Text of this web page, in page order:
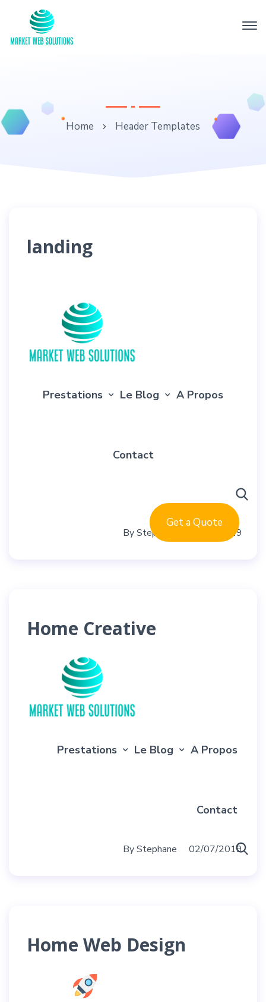
Home Header Templates
landing
Prestations Le Blog A Propos
Contact
Get a Quote
ByStephane 05/07/2019
Home Creative
Prestations Le Blog A Propos
Contact
ByStephane 02/07/2019
Home Web Design